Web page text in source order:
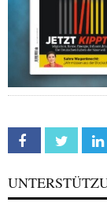
Facebook Twitter